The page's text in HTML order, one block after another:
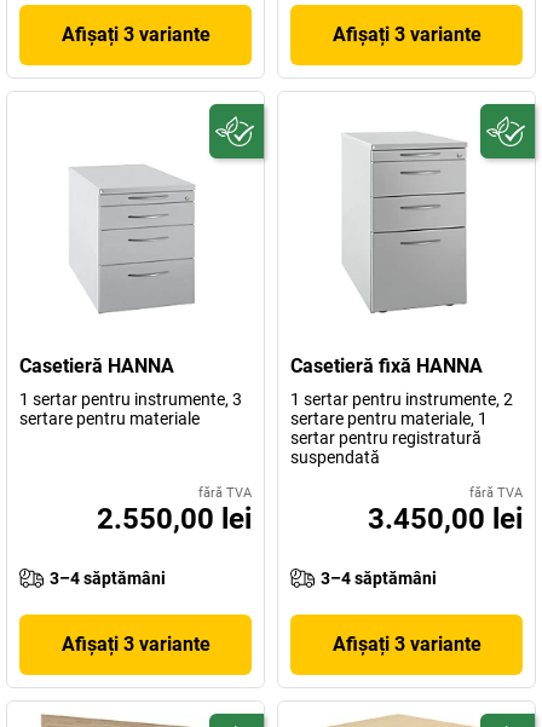
Afișați 3 variante Afișați 3 variante
Casetieră HANNA
1 sertar pentru instrumente, 3
sertare pentru materiale
fără TVA
2.550,00 lei
3–4 săptămâni
Afișați 3 variante
Casetieră fixă HANNA
1 sertar pentru instrumente, 2
sertare pentru materiale, 1
sertar pentru registratură
suspendată
fără TVA
3.450,00 lei
3–4 săptămâni
Afișați 3 variante